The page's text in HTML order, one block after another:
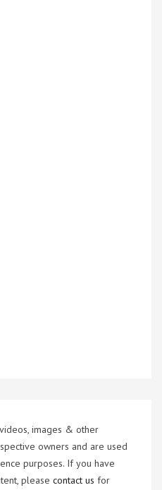
images & other
owners and are used
purposes. If you have
please contact us for